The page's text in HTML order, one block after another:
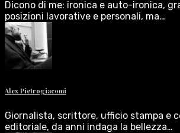
Dicono di me: ironica e auto-ironica,
posizioni lavorative e personali, ma…
Alex Pietrogiacomi
Giornalista, scrittore, ufficio stampa e
editoriale, da anni indaga la bellezza…